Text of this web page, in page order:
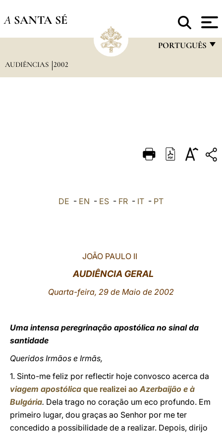
A SANTA SÉ
PORTUGUÊS
DEUTSCH
العربيّة
AUDIÊNCIAS 2002
DE - EN - ES - FR - IT - PT
JOÃO PAULO II
AUDIÊNCIA GERAL
Quarta-feira, 29 de Maio de 2002
Uma intensa peregrinação apostólica no sinal da
santidade
Queridos Irmãos e Irmãs,
1. Sinto-me feliz por reflectir hoje convosco acerca da
viagem apostólica que realizei aoAzerbaijão e à
Bulgária. Dela trago no coração um eco profundo. Em
primeiro lugar, dou graças ao Senhor por me ter
concedido a possibilidade de a realizar. Depois, dirijo